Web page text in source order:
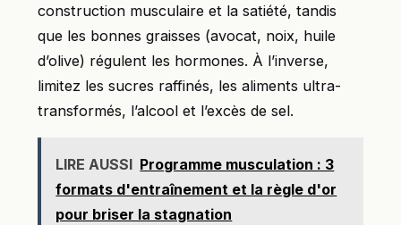
construction musculaire et la satiété, tandis
que les bonnes graisses (avocat, noix, huile
d’olive) régulent les hormones. À l’inverse,
limitez les sucres raffinés, les aliments ultra-
transformés, l’alcool et l’excès de sel.
LIRE AUSSI Programme musculation : 3
formats d'entraînement et la règle d'or
pour briser la stagnation